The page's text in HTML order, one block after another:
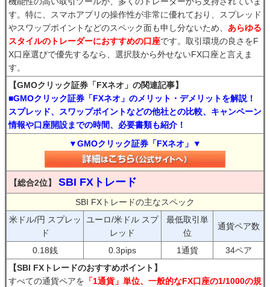
す。特に、スマホアプリの操作性が非常に優れており、スプレッド
やスワップポイントなどのスペック面も申し分ないため、 あらゆる
スタイルのトレーダーにおすすめの口座です。取引環境の良さをF
X口座選びで優先するなら、選択肢から外せないFX口座と言えま
す。
【GMOクリック証券「FXネオ」の関連記事】
■GMOクリック証券「FXネオ」のメリット・デメリットを解説！
スプレッド、スワップポイントなどの他社との比較、キャンペーン
情報や口座開設までの時間、必要書類も紹介！
▼GMOクリック証券「FXネオ」▼
【総合2位】 SBI FXトレード
SBI FXトレードの主なスペック
米ドル/円 スプレッ
ド
ユーロ/米ドル スプ
レッド
最低取引単
位
通貨ペア数
0.18銭 0.3pips 1通貨
34ペア
【SBI FXトレードのおすすめポイント】
すべての通貨ペアを 「1通貨」単位、一般的なFX口座の1/1000の規